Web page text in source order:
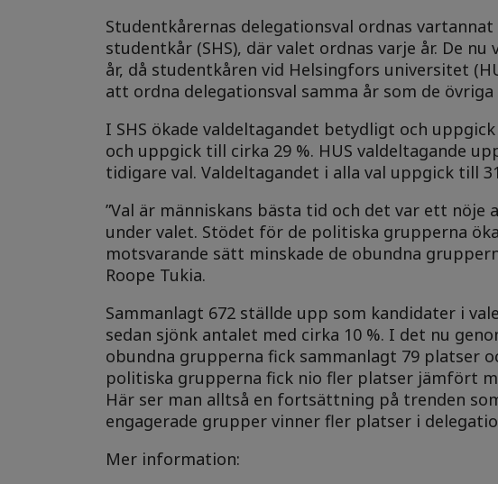
Studentkårernas delegationsval ordnas
studentkår (SHS), där valet ordnas varje år. De
år, då studentkåren vid Helsingfors universitet
att ordna delegationsval samma år som de
I SHS ökade valdeltagandet betydligt och
och uppgick till cirka 29 %. HUS valdeltagande
tidigare val. Valdeltagandet i alla val uppgick till
”Val är människans bästa tid och det var ett
under valet. Stödet för de politiska grupperna
motsvarande sätt minskade de obundna
Roope Tukia.
Sammanlagt 672 ställde upp som kandidater i
sedan sjönk antalet med cirka 10 %. I det nu
obundna grupperna fick sammanlagt 79 platser
politiska grupperna fick nio fler platser jämfört
Här ser man alltså en fortsättning på trenden
engagerade grupper vinner fler platser i
Mer information: